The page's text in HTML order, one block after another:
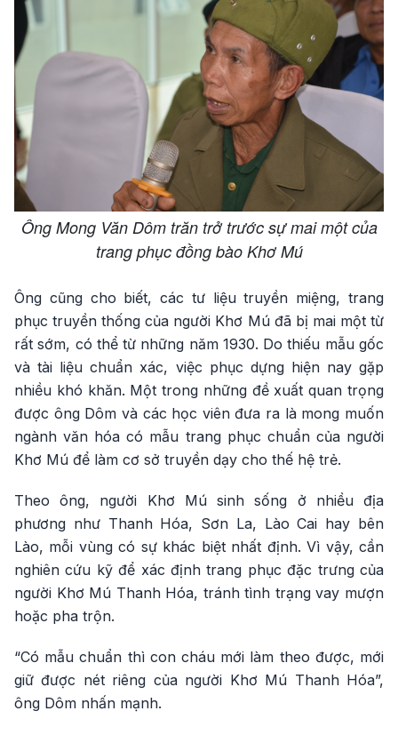
Ông Mong Văn Dôm trăn trở trước sự mai một của
trang phục đồng bào Khơ Mú
Ông cũng cho biết, các tư liệu truyền miệng, trang
phục truyền thống của người Khơ Mú đã bị mai một từ
rất sớm, có thể từ những năm 1930. Do thiếu mẫu gốc
và tài liệu chuẩn xác, việc phục dựng hiện nay gặp
nhiều khó khăn. Một trong những đề xuất quan trọng
được ông Dôm và các học viên đưa ra là mong muốn
ngành văn hóa có mẫu trang phục chuẩn của người
Khơ Mú để làm cơ sở truyền dạy cho thế hệ trẻ.
Theo ông, người Khơ Mú sinh sống ở nhiều địa
phương như Thanh Hóa, Sơn La, Lào Cai hay bên
Lào, mỗi vùng có sự khác biệt nhất định. Vì vậy, cần
nghiên cứu kỹ để xác định trang phục đặc trưng của
người Khơ Mú Thanh Hóa, tránh tình trạng vay mượn
hoặc pha trộn.
“Có mẫu chuẩn thì con cháu mới làm theo được, mới
giữ được nét riêng của người Khơ Mú Thanh Hóa”,
ông Dôm nhấn mạnh.